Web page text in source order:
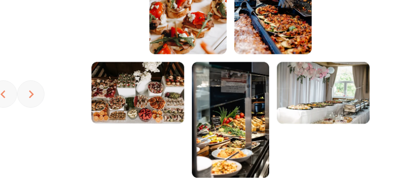
Vom netten und
professionellen Service
bis zum Buffet sind wir
voll zufrieden.
Für uns das perfekte
Große Portionen und
Gästen hat es
Empfehlung geht raus!
— Ralf